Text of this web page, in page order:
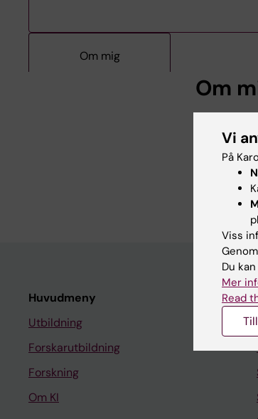
Om mig
Om
Huvudmeny
Utbildning
Forskarutbildning
Forskning
Om KI
Vi
På
Viss
Du
Mer
Read